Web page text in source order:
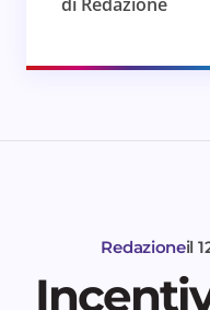
Redazioneil